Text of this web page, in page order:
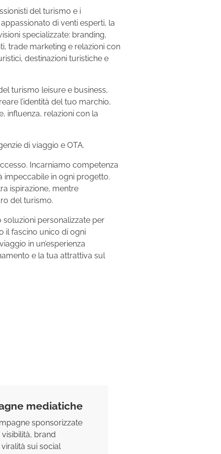
del turismo e i
di venti esperti, la
specializzate: branding,
trade marketing e relazioni con
destinazioni turistiche e
turismo leisure e business,
l’identità del tuo marchio,
influenza, relazioni con la
di viaggio e OTA.
Incarniamo competenza
impeccabile in ogni progetto.
ispirazione, mentre
del turismo.
soluzioni personalizzate per
il fascino unico di ogni
in un’esperienza
e la tua attrattiva sul
mediatiche
sponsorizzate
brand
sui social